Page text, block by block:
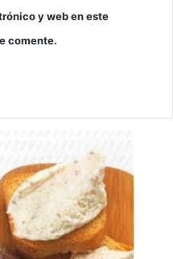
y web en este
comente.